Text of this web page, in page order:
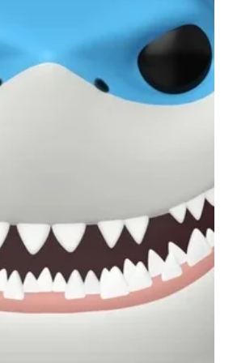
sculptées, à l'échelle 1:16 avec de la
résine métallique.
Caractéristiques du produit:
Figurine terrifiante réalisée à
Livré avec un socle d'exposition
La figurine de Pennywise (Ça:
Chapitre deux)est livrée avec un
socle pour l'exposition et emballée
dans une boîte transparente
spéciale pour les collectionneurs.